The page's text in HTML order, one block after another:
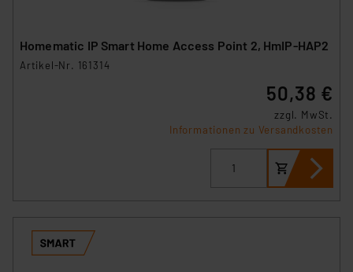
Homematic IP Smart Home Access Point 2, HmIP-HAP2
Artikel-Nr. 161314
50,38 €
zzgl. MwSt.
Informationen zu Versandkosten